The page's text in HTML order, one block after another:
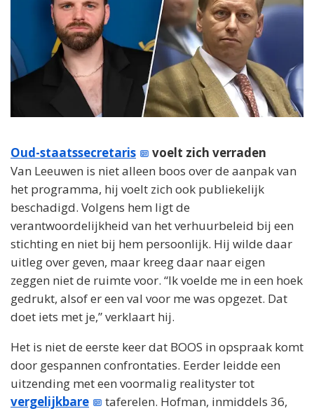
Oud-staatssecretaris
voelt zich verraden
Van Leeuwen is niet alleen boos over de aanpak van
het programma, hij voelt zich ook publiekelijk
beschadigd. Volgens hem ligt de
verantwoordelijkheid van het verhuurbeleid bij een
stichting en niet bij hem persoonlijk. Hij wilde daar
uitleg over geven, maar kreeg daar naar eigen
zeggen niet de ruimte voor. “Ik voelde me in een hoek
gedrukt, alsof er een val voor me was opgezet. Dat
doet iets met je,” verklaart hij.
Het is niet de eerste keer dat BOOS in opspraak komt
door gespannen confrontaties. Eerder leidde een
uitzending met een voormalig realityster tot
vergelijkbare
taferelen. Hofman, inmiddels 36,